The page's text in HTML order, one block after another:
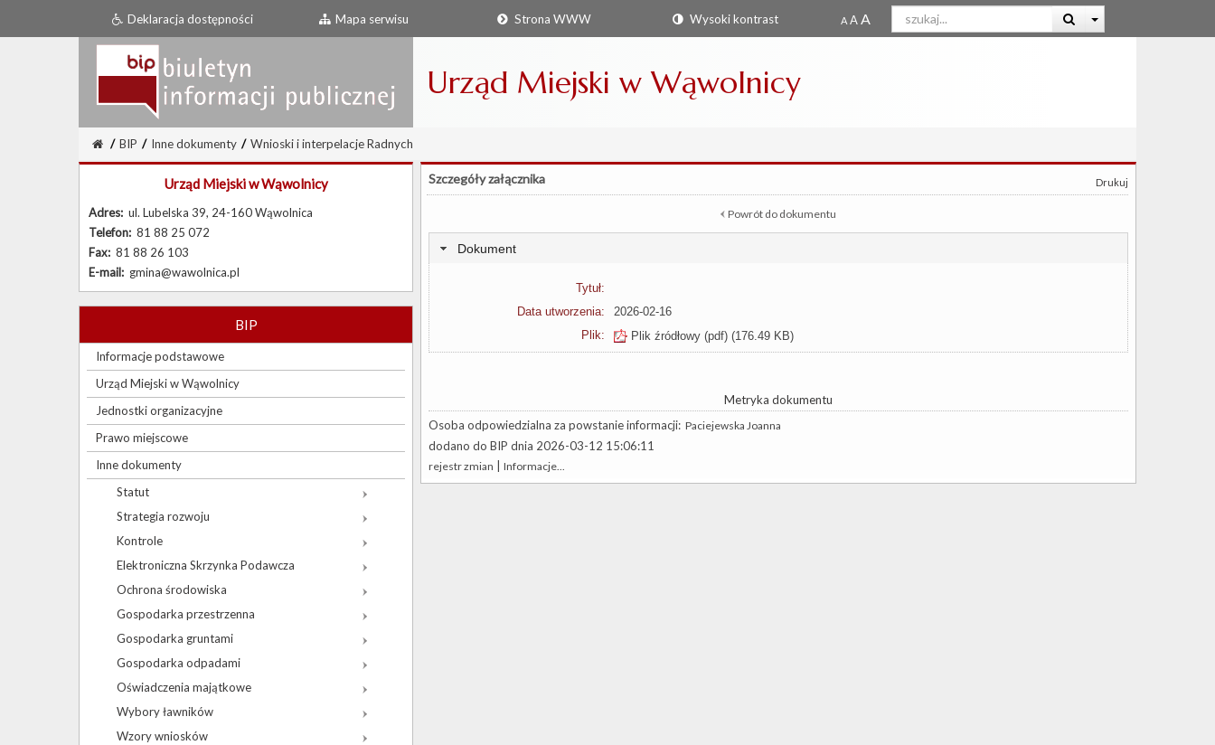
Deklaracja dostępności Mapa serwisu Strona WWW Wysoki kontrast
Urząd Miejski w Wąwolnicy
/ BIP / Inne dokumenty / Wnioski i interpelacje Radnych
Urząd Miejski w Wąwolnicy
Adres: ul. Lubelska 39, 24-160 Wąwolnica
Telefon: 81 88 25 072
Fax: 81 88 26 103
E-mail: gmina@wawolnica.pl
BIP
Informacje podstawowe
Urząd Miejski w Wąwolnicy
Jednostki organizacyjne
Prawo miejscowe
Inne dokumenty
Statut
Strategia rozwoju
Kontrole
Elektroniczna Skrzynka Podawcza
Ochrona środowiska
Gospodarka przestrzenna
Gospodarka gruntami
Gospodarka odpadami
Oświadczenia majątkowe
Wybory ławników
Wzory wniosków
Drukuj
Szczegóły załącznika
Powrót do dokumentu
Dokument
Tytuł:
Data utworzenia:
2026-02-16
Plik:
Plik źródłowy (pdf)(176.49 KB)
Metryka dokumentu
Osoba odpowiedzialna za powstanie informacji: Paciejewska Joanna
dodano do BIP dnia 2026-03-12 15:06:11
rejestr zmian Informacje...